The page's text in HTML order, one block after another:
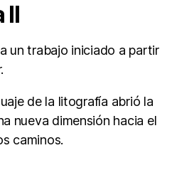
II
un trabajo iniciado a partir
de la litografía abrió la
nueva dimensión hacia el
caminos.